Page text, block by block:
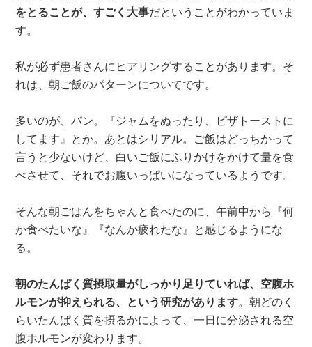
をとることが、すごく大事だということがわかっていま
す。
私が必ず患者さんにヒアリングすることがあります。そ
れは、朝ご飯のパターンについてです。
多いのが、パン。『ジャムをぬったり、ピザトーストに
してます』とか。あとはシリアル。ご飯はどっちかって
言うと少ないけど、白いご飯にふりかけをかけて量を食
べさせて、それでお腹いっぱいになっているようです。
そんな朝ごはんをちゃんと食べたのに、午前中から『何
か食べたいな』『なんか疲れたな』と感じるようにな
る。
朝のたんぱく質摂取量がしっかり足りていれば、空腹ホ
ルモンが抑えられる、という研究があります。朝どのく
らいたんぱく質を摂るかによって、一日に分泌される空
腹ホルモンが変わります。